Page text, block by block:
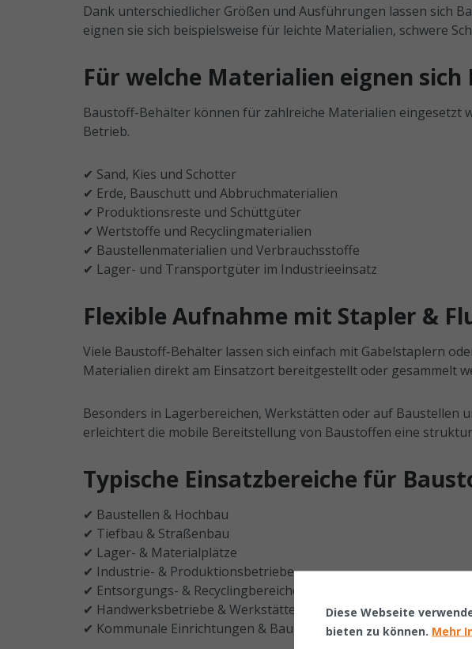
Dank unterschiedlicher Größen und Ausführungen lassen sich
eignen sie sich beispielsweise für leichte Materialien, schwere
Für welche Materialien eignen
Baustoff-Behälter können für zahlreiche Materialien
Betrieb.
✔ Sand, Kies und Schotter
✔ Erde, Bauschutt und Abbruchmaterialien
✔ Produktionsreste und Schüttgüter
✔ Wertstoffe und Recyclingmaterialien
✔ Baustellenmaterialien und Verbrauchsstoffe
✔ Lager- und Transportgüter im Industrieeinsatz
Flexible Aufnahme mit Stapler &
Viele Baustoff-Behälter lassen sich einfach mit Gabelstaplern
Materialien direkt am Einsatzort bereitgestellt oder gesammelt
Besonders in Lagerbereichen, Werkstätten oder auf
erleichtert die mobile Bereitstellung von Baustoffen eine
Typische Einsatzbereiche für
✔ Baustellen & Hochbau
✔ Tiefbau & Straßenbau
✔ Lager- & Materialplätze
✔ Industrie- & Produktionsbetriebe
✔ Entsorgungs- & Recyclingbereiche
✔ Handwerksbetriebe & Werkstätten
✔ Kommunale Einrichtungen & Bauhöfe
Diese Webseite
bieten zu können. Mehr